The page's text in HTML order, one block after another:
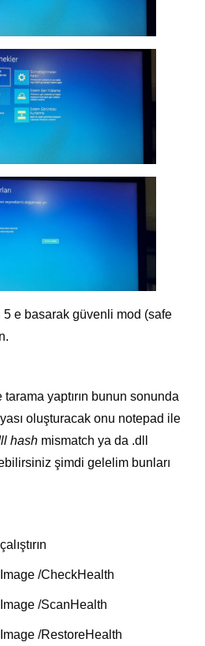
5 e basarak güvenli mod (safe
yaptırın bunun sonunda
oluşturacak onu notepad ile
hash mismatch ya da .dll
şimdi gelelim bunları
/CheckHealth
/ScanHealth
/RestoreHealth